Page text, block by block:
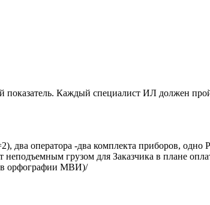
Каждый специалист ИЛ должен
два оператора -два комплекта приборов, одно
неподъемным грузом для Заказчика в плане
(в орфографии МВИ)/